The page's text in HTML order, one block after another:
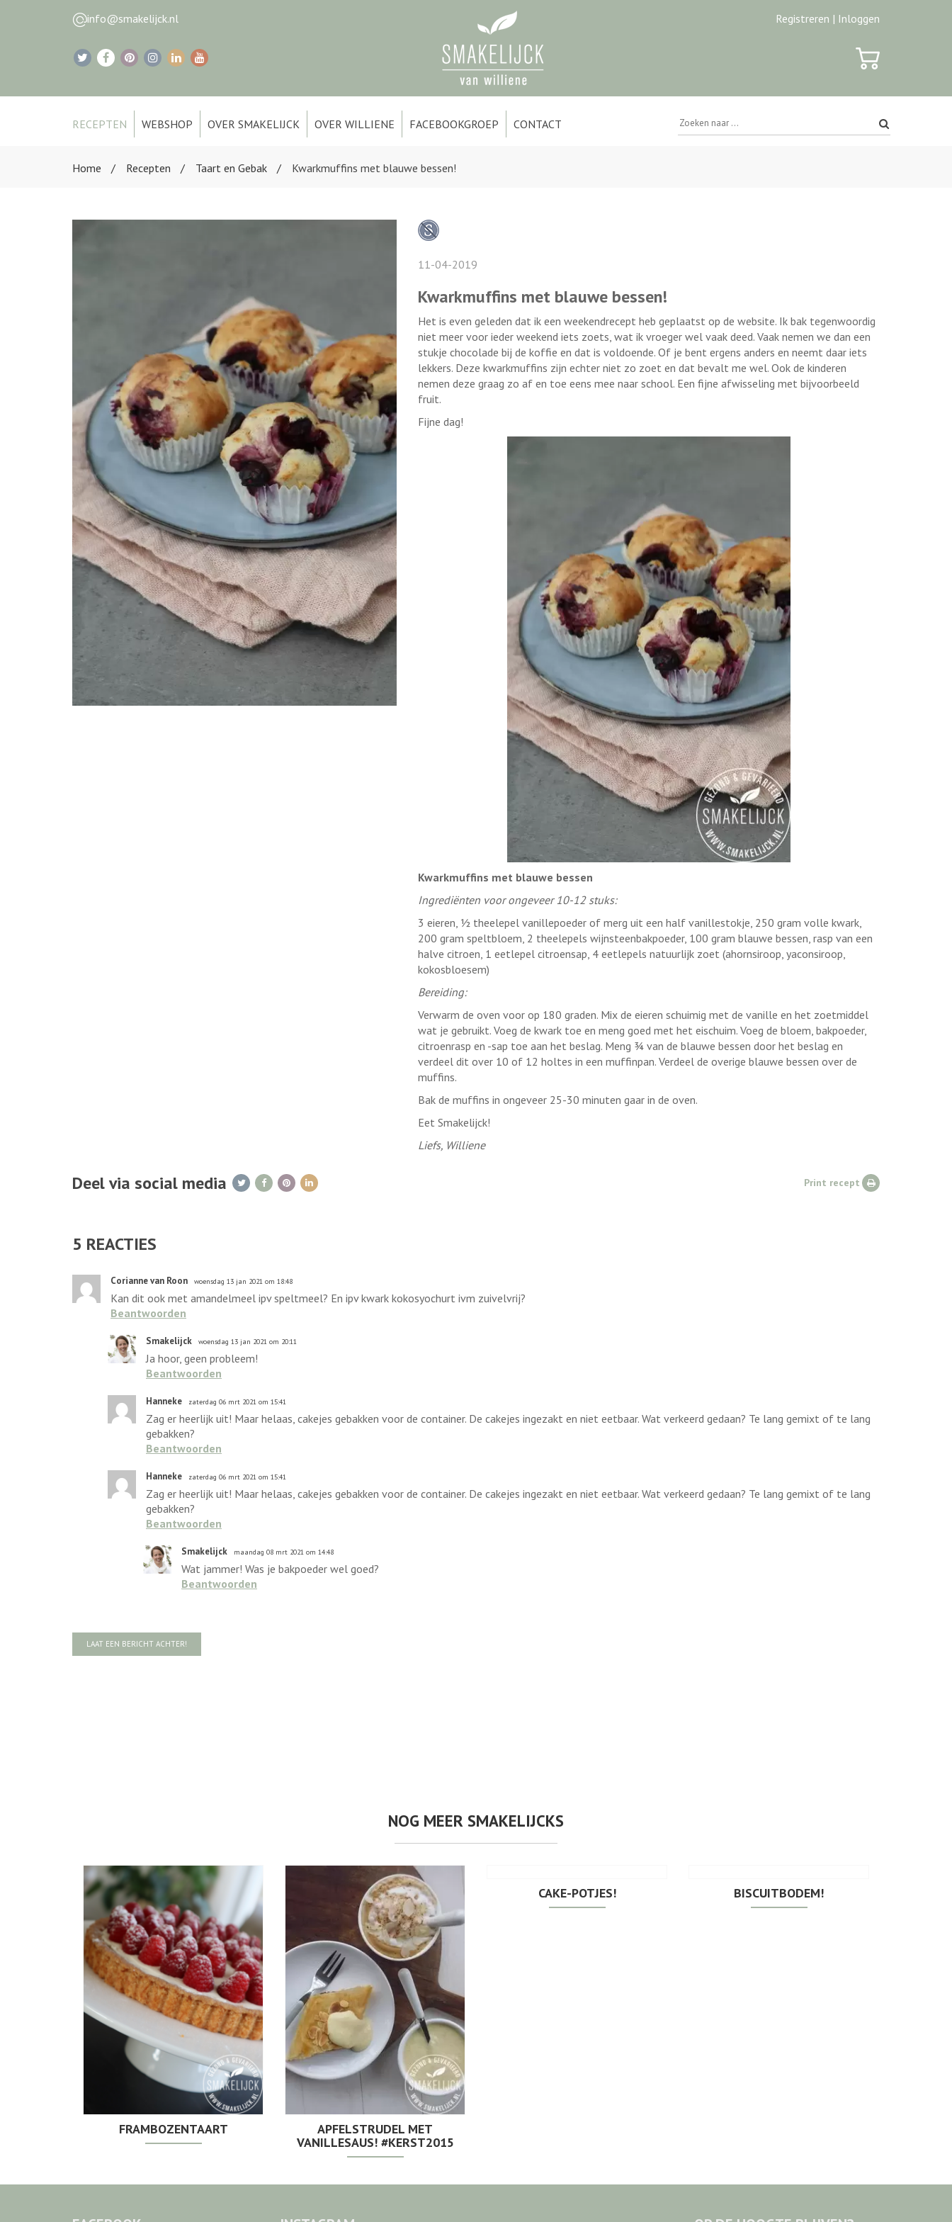
info@smakelijck.nl Registreren | Inloggen
RECEPTEN WEBSHOP OVER SMAKELIJCK OVER WILLIENE FACEBOOKGROEP CONTACT
Home Recepten Taart en Gebak Kwarkmuffins met blauwe bessen!
11-04-2019
Kwarkmuffins met blauwe bessen!
Het is even geleden dat ik een weekendrecept heb geplaatst op de website. Ik bak tegenwoordig
niet meer voor ieder weekend iets zoets, wat ik vroeger wel vaak deed. Vaak nemen we dan een
stukje chocolade bij de koffie en dat is voldoende. Of je bent ergens anders en neemt daar iets
lekkers. Deze kwarkmuffins zijn echter niet zo zoet en dat bevalt me wel. Ook de kinderen
nemen deze graag zo af en toe eens mee naar school. Een fijne afwisseling met bijvoorbeeld
fruit.
Fijne dag!
Kwarkmuffins met blauwe bessen
Ingrediënten voor ongeveer 10-12 stuks:
3 eieren, ½ theelepel vanillepoeder of merg uit een half vanillestokje, 250 gram volle kwark,
200 gram speltbloem, 2 theelepels wijnsteenbakpoeder, 100 gram blauwe bessen, rasp van een
halve citroen, 1 eetlepel citroensap, 4 eetlepels natuurlijk zoet (ahornsiroop, yaconsiroop,
kokosbloesem)
Bereiding:
Verwarm de oven voor op 180 graden. Mix de eieren schuimig met de vanille en het zoetmiddel
wat je gebruikt. Voeg de kwark toe en meng goed met het eischuim. Voeg de bloem, bakpoeder,
citroenrasp en -sap toe aan het beslag. Meng ¾ van de blauwe bessen door het beslag en
verdeel dit over 10 of 12 holtes in een muffinpan. Verdeel de overige blauwe bessen over de
muffins.
Bak de muffins in ongeveer 25-30 minuten gaar in de oven.
Eet Smakelijck!
Liefs, Williene
Deel via social media Print recept
5 REACTIES
Corianne van Roon woensdag 13 jan 2021 om 18:48
Kan dit ook met amandelmeel ipv speltmeel? En ipv kwark kokosyochurt ivm zuivelvrij?
Beantwoorden
Smakelijck woensdag 13 jan 2021 om 20:11
Ja hoor, geen probleem!
Beantwoorden
Hanneke zaterdag 06 mrt 2021 om 15:41
Zag er heerlijk uit! Maar helaas, cakejes gebakken voor de container. De cakejes ingezakt en niet eetbaar. Wat verkeerd gedaan? Te lang gemixt of te lang
gebakken?
Beantwoorden
Hanneke zaterdag 06 mrt 2021 om 15:41
Zag er heerlijk uit! Maar helaas, cakejes gebakken voor de container. De cakejes ingezakt en niet eetbaar. Wat verkeerd gedaan? Te lang gemixt of te lang
gebakken?
Beantwoorden
Smakelijck maandag 08 mrt 2021 om 14:48
Wat jammer! Was je bakpoeder wel goed?
Beantwoorden
LAAT EEN BERICHT ACHTER!
NOG MEER SMAKELIJCKS
FRAMBOZENTAART
APFELSTRUDEL MET
VANILLESAUS! #KERST2015
CAKE-POTJES! BISCUITBODEM!